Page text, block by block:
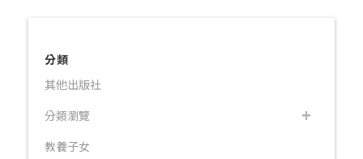
分類
其他出版社
分類瀏覽
教養子女